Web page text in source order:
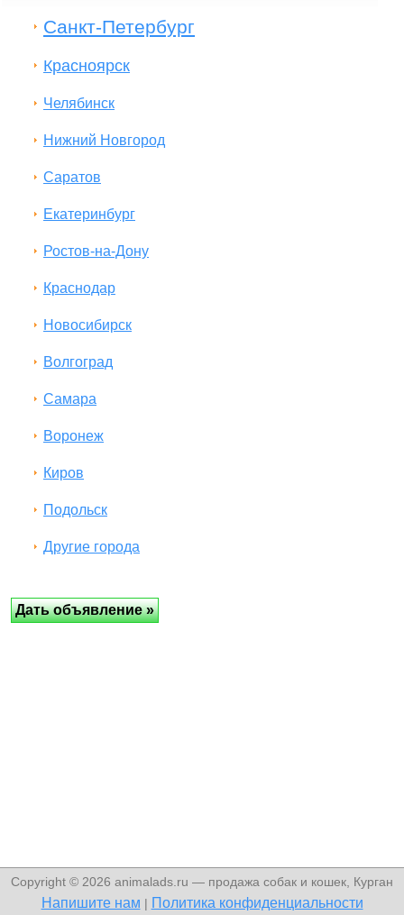
Санкт-Петербург
Красноярск
Челябинск
Нижний Новгород
Саратов
Екатеринбург
Ростов-на-Дону
Краснодар
Новосибирск
Волгоград
Самара
Воронеж
Киров
Подольск
Другие города
Copyright © 2026 animalads.ru — продажа собак и кошек, Курган
Напишите нам Политика конфиденциальности